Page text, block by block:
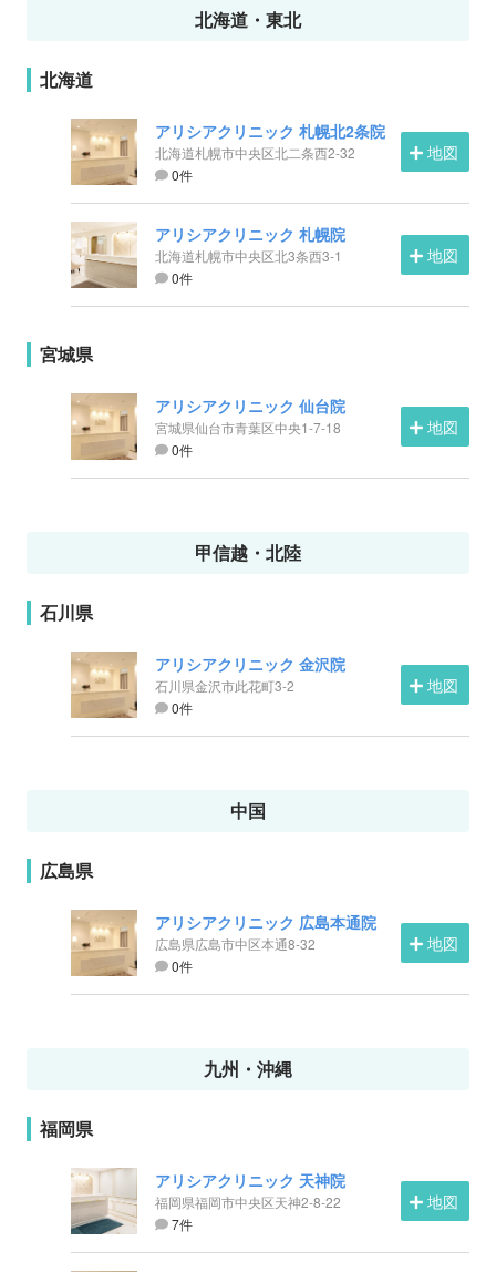
北海道・東北
北海道
アリシアクリニック 札幌北2条院
北海道札幌市中央区北二条西2-32
0件
地図
アリシアクリニック 札幌院
北海道札幌市中央区北3条西3-1
0件
地図
宮城県
アリシアクリニック 仙台院
宮城県仙台市青葉区中央1-7-18
0件
地図
甲信越・北陸
石川県
アリシアクリニック 金沢院
石川県金沢市此花町3-2
0件
地図
中国
広島県
アリシアクリニック 広島本通院
広島県広島市中区本通8-32
0件
地図
九州・沖縄
福岡県
アリシアクリニック 天神院
福岡県福岡市中央区天神2-8-22
7件
地図